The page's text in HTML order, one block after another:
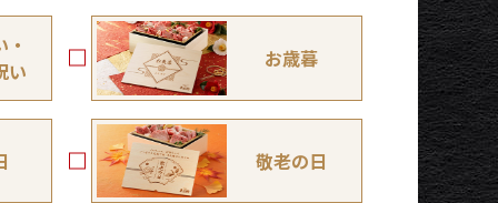
い
お歳暮
敬老の日